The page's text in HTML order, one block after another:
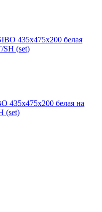
435х475х200 белая на
(set)